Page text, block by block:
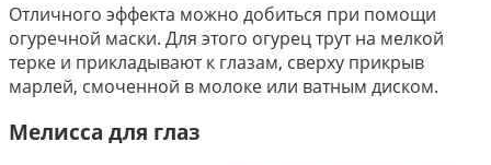
Отличного эффекта можно добиться при помощи
огуречной маски. Для этого огурец трут на мелкой
терке и прикладывают к глазам, сверху прикрыв
марлей, смоченной в молоке или ватным диском.
Мелисса для глаз